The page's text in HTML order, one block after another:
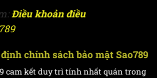
Điều khoản điều
chính sách bảo mật Sao789
cam kết duy trì tính nhất quán trong